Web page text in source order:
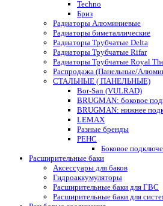
Techno
Бриз
Радиаторы Алюминиевые
Радиаторы биметаллические
Радиаторы Трубчатые Delta
Радиаторы Трубчатые Rifar
Радиаторы Трубчатые Royal
Распродажа (Панельные/
СТАЛЬНЫЕ ( ПАНЕЛЬНЫЕ)
Bor-San (VULRAD)
BRUGMAN: боковое
BRUGMAN: нижнее
LEMAX
Разные бренды
РЕНС
Боковое
Расширительные баки
Аксессуары для баков
Гидроаккумуляторы
Расширительные баки для ГВС
Расширительные баки для